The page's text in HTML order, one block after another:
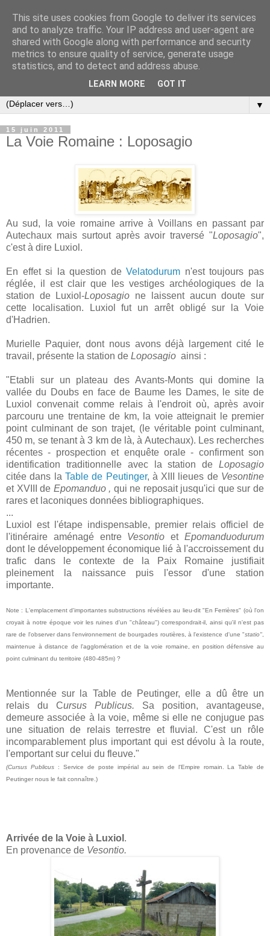
▼
15 juin 2011
La Voie Romaine : Loposagio
Au sud, la voie romaine arrive à Voillans en passant par
Autechaux mais surtout après avoir traversé "Loposagio",
c'est à dire Luxiol.
En effet si la question deVelatodurum n'est toujours pas
réglée, il est clair que les vestiges archéologiques de la
station de Luxiol-Loposagio ne laissent aucun doute sur
cette localisation. Luxiol fut un arrêt obligé sur la Voie
d'Hadrien.
Murielle Paquier, dont nous avons déjà largement cité le
travail, présente la station de Loposagio ainsi :
"Etabli sur un plateau des Avants-Monts qui domine la
vallée du Doubs en face de Baume les Dames, le site de
Luxiol convenait comme relais à l'endroit où, après avoir
parcouru une trentaine de km, la voie atteignait le premier
point culminant de son trajet, (le véritable point culminant,
450 m, se tenant à 3 km de là, à Autechaux). Les recherches
récentes - prospection et enquête orale - confirment son
identification traditionnelle avec la station de Loposagio
citée dans la Table de Peutinger, à XIII lieues de Vesontine
et XVIII de Epomanduo , qui ne reposait jusqu'ici que sur de
rares et laconiques données bibliographiques.
...
Luxiol est l'étape indispensable, premier relais officiel de
l'itinéraire aménagé entre VesontioetEpomanduodurum
dont le développement économique lié à l'accroissement du
trafic dans le contexte de la Paix Romaine justifiait
pleinement la naissance puis l'essor d'une station
importante.
Note : L'emplacement d'importantes substructions révélées au lieu-dit "En Ferrières" (où l'on
croyait à notre époque voir les ruines d'un "château") correspondrait-il, ainsi qu'il n'est pas
rare de l'observer dans l'environnement de bourgades routières, à l'existence d'une "statio"
maintenue à distance de l'agglomération et de la voie romaine, en position défensive au
point culminant du territoire (480-485m) ?
Mentionnée sur la Table de Peutinger, elle a dû être un
relais du Cursus Publicus. Sa position, avantageuse,
demeure associée à la voie, même si elle ne conjugue pas
une situation de relais terrestre et fluvial. C'est un rôle
incomparablement plus important qui est dévolu à la route,
l'emportant sur celui du fleuve."
(Cursus Publicus:
Service de poste impérial au sein de l'Empire romain. La Table de
Peutinger nous le fait connaître.)
Arrivée de la Voie à Luxiol .
En provenance de Vesontio.
This site uses cookies from Google to deliver its services
and to analyze traffic. Your IP address and user-agent are
shared with Google along with performance and security
metrics to ensure quality of service, generate usage
statistics, and to detect and address abuse.
LEARN MORE GOT IT